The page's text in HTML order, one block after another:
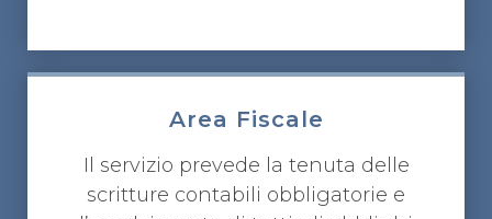
Area Fiscale
Il servizio prevede la tenuta delle
scritture contabili obbligatorie e